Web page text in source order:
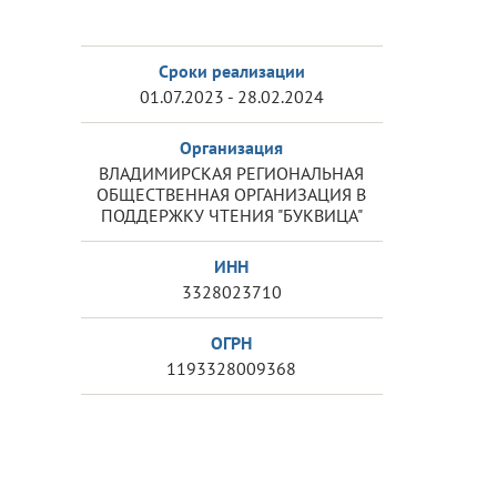
Сроки реализации
01.07.2023 - 28.02.2024
Организация
ВЛАДИМИРСКАЯ РЕГИОНАЛЬНАЯ
ОБЩЕСТВЕННАЯ ОРГАНИЗАЦИЯ В
ПОДДЕРЖКУ ЧТЕНИЯ "БУКВИЦА"
ИНН
3328023710
ОГРН
1193328009368